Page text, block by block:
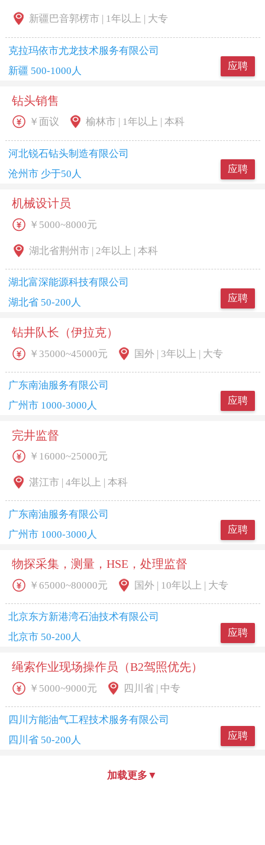
应聘
新疆巴音郭楞市 | 1年以上 | 大专
克拉玛依市尤龙技术服务有限公司
新疆 500-1000人
钻头销售
应聘
￥面议 榆林市 | 1年以上 | 本科
河北锐石钻头制造有限公司
沧州市 少于50人
机械设计员
应聘
￥5000~8000元
湖北省荆州市 | 2年以上 | 本科
湖北富深能源科技有限公司
湖北省 50-200人
钻井队长（伊拉克）
应聘
￥35000~45000元 国外 | 3年以上 | 大专
广东南油服务有限公司
广州市 1000-3000人
完井监督
应聘
￥16000~25000元
湛江市 | 4年以上 | 本科
广东南油服务有限公司
广州市 1000-3000人
物探采集，测量，HSE，处理监督
应聘
￥65000~80000元 国外 | 10年以上 | 大专
北京东方新港湾石油技术有限公司
北京市 50-200人
绳索作业现场操作员（B2驾照优先）
应聘
￥5000~9000元 四川省 | 中专
四川方能油气工程技术服务有限公司
四川省 50-200人
加载更多 ▼